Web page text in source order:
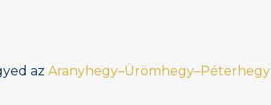
az Aranyhegy–Ürömhegy–Péterhegy